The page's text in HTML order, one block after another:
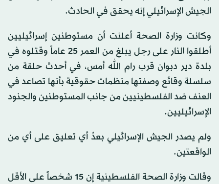
الجيش الإسرائيلي إنه يحقق في الحادث.
وكانت وزارة الصحة أعلنت أن مستوطنين إسرائيليين
أطلقوا النار على رجل يبلغ من العمر 25 عاماً وقتلوه في
بلدة دير دبوان قرب رام الله أمس، في أحدث حلقة من
سلسلة وقائع وصفتها منظمات حقوقية بأنها تصاعد في
العنف ضد الفلسطينيين من جانب المستوطنين والجنود
الإسرائيليين.
ولم يصدر الجيش الإسرائيلي بعدُ أي تعليق على أي من
الواقعتين.
وقالت وزارة الصحة الفلسطينية إن 15 شخصاً على الأقل